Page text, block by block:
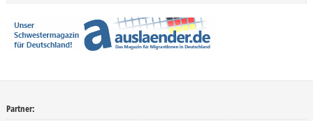
Partner: